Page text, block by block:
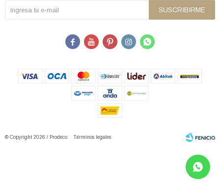
SUSCRIBIRME
    
© Copyright 2026 / Prodeco Términos legales